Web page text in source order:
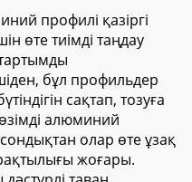
шамдық тақта,
жарнамалық мақсатта
профилі қазіргі
өте тиімді таңдау
бұл профильдер
сақтап, тозуға
алюминий
олар өте ұзақ
жоғары.